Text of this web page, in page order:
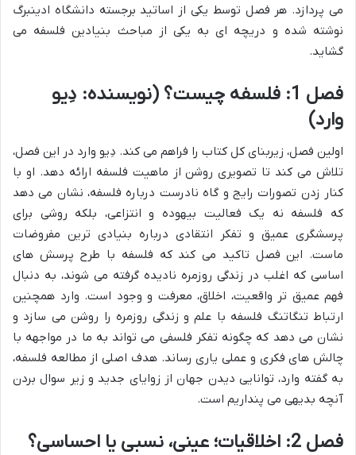
می پردازد. هر فصل توسط یکی از اساتید برجسته دانشگاه ادینبرگ
نوشته شده و دریچه ای به یکی از مباحث بنیادین فلسفه می
گشاید.
فصل 1: فلسفه چیست؟ (نویسنده: دِیو
وارد)
اولین فصل، زیربنای کل کتاب را فراهم می کند. دِیو وارد در این فصل،
تلاش می کند تا تصویری روشن از ماهیت فلسفه ارائه دهد. او با
کنار زدن تصورات رایج و گاه نادرست درباره فلسفه، نشان می دهد
که فلسفه نه یک فعالیت بیهوده و انتزاعی، بلکه روشی برای
پرسشگری عمیق و تفکر انتقادی درباره بنیادی ترین مفروضات
ماست. این فصل تاکید می کند که فلسفه با طرح پرسش های
اساسی که اغلب در زندگی روزمره نادیده گرفته می شوند، به دنبال
فهم عمیق تر واقعیت، اخلاق، معرفت و وجود است. وارد همچنین
ارتباط تنگاتنگ فلسفه با علم و زندگی روزمره را روشن می سازد و
نشان می دهد که چگونه تفکر فلسفی می تواند به ما در مواجهه با
چالش های فکری و عملی یاری رساند. هدف اصلی از مطالعه فلسفه،
به گفته وارد، توانایی دیدن جهان از زوایای جدید و زیر سوال بردن
آنچه بدیهی می پنداریم است.
فصل 2: اخلاقیات؛ عینی، نسبی یا احساسی؟